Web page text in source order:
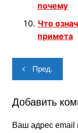
почему
Что
примета
Навигация
по
записям
Пред.
Добавить
Ваш адрес email